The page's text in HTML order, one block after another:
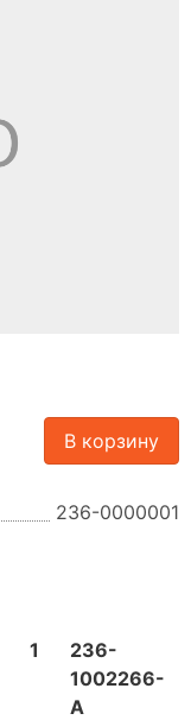
В корзину
236-0000001
1
236-
1002266-
А